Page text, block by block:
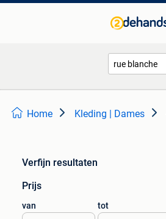
Home Kleding | Dames
Verfijn resultaten
Prijs
van tot